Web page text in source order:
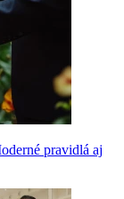
pravidlá aj